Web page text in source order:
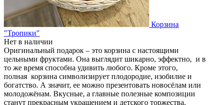
Корзина
"Тропики"
Нет в наличии
Оригинальный подарок – это корзина с настоящими
цельными фруктами. Она выглядит шикарно, эффектно, и в
то же время способна удивить любого. Кроме этого,
полная корзина символизирует плодородие, изобилие и
богатство. А значит, ее можно презентовать новосёлам или
молодожёнам. Вкусные, а главные полезные композиции
станут прекрасным украшением и детского торжества.